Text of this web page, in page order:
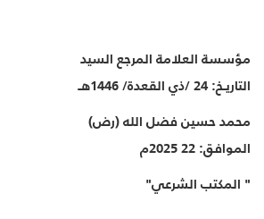
مؤسسة العلامة
التاريـخ: 24 /ذي القعدة/ 1446هـ
محمد حسين فضل
الموافق: 22 2025م
" المكتب الشرعي"